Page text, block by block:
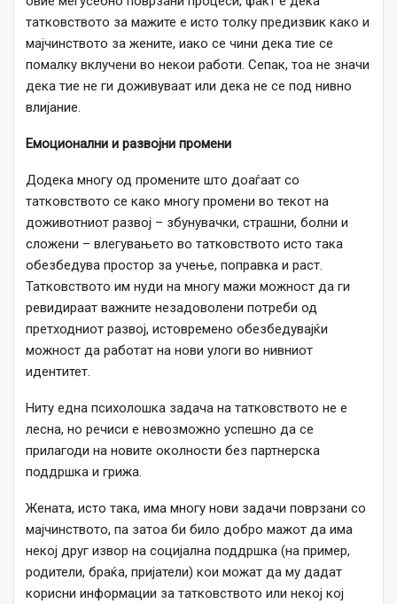
татковството за мажите е исто толку предизвик како и
мајчинството за жените, иако се чини дека тие се
помалку вклучени во некои работи. Сепак, тоа не значи
дека тие не ги доживуваат или дека не се под нивно
влијание.
Емоционални и развојни промени
Додека многу од промените што доаѓаат со
татковството се како многу промени во текот на
доживотниот развој – збунувачки, страшни, болни и
сложени – влегувањето во татковството исто така
обезбедува простор за учење, поправка и раст.
Татковството им нуди на многу мажи можност да ги
ревидираат важните незадоволени потреби од
претходниот развој, истовремено обезбедувајќи
можност да работат на нови улоги во нивниот
идентитет.
Ниту една психолошка задача на татковството не е
лесна, но речиси е невозможно успешно да се
прилагоди на новите околности без партнерска
поддршка и грижа.
Жената, исто така, има многу нови задачи поврзани со
мајчинството, па затоа би било добро мажот да има
некој друг извор на социјална поддршка (на пример,
родители, браќа, пријатели) кои можат да му дадат
корисни информации за татковството или некој кој